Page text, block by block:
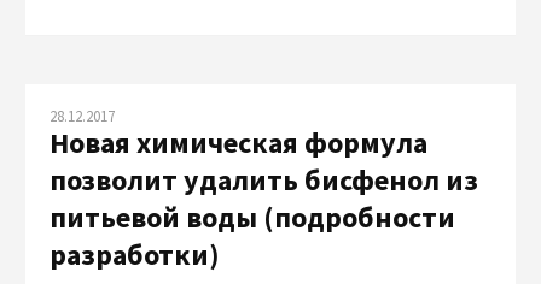
28.12.2017
Новая химическая формула
позволит удалить бисфенол из
питьевой воды (подробности
разработки)